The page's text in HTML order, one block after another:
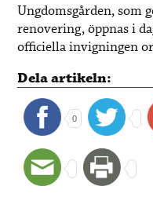
Ungdomsgården, som
renovering, öppnas i
officiella invigningen
Dela artikeln:
0